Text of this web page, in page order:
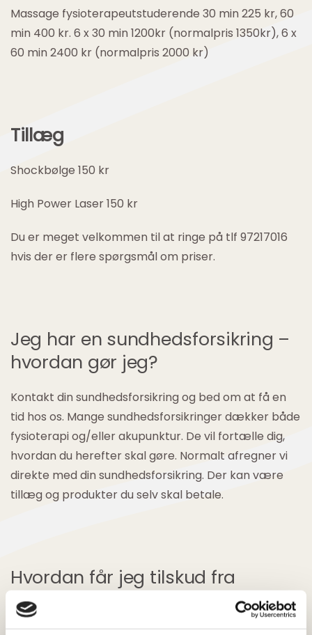
Massage fysioterapeutstuderende 30 min 225 kr, 60
min 400 kr. 6 x 30 min 1200kr (normalpris 1350kr), 6 x
60 min 2400 kr (normalpris 2000 kr)
Tillæg
Shockbølge 150 kr
High Power Laser 150 kr
Du er meget velkommen til at ringe på tlf 97217016
hvis der er flere spørgsmål om priser.
Jeg har en sundhedsforsikring –
hvordan gør jeg?
Kontakt din sundhedsforsikring og bed om at få en
tid hos os. Mange sundhedsforsikringer dækker både
fysioterapi og/eller akupunktur. De vil fortælle dig,
hvordan du herefter skal gøre. Normalt afregner vi
direkte med din sundhedsforsikring. Der kan være
tillæg og produkter du selv skal betale.
Hvordan får jeg tilskud fra
Sygeforsikringen Danmark?